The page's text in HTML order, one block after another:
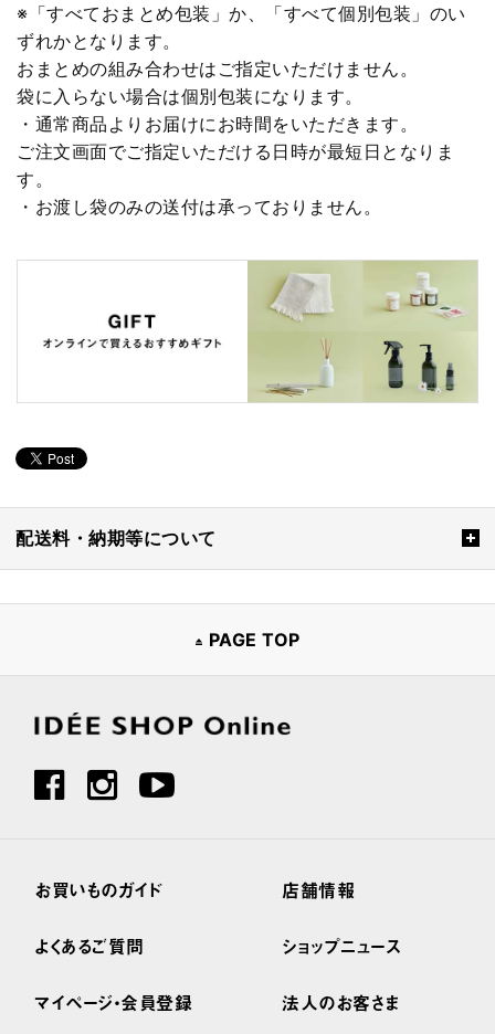
※「すべておまとめ包装」か、「すべて個別包装」のい
ずれかとなります。
おまとめの組み合わせはご指定いただけません。
袋に入らない場合は個別包装になります。
・通常商品よりお届けにお時間をいただきます。
ご注文画面でご指定いただける日時が最短日となりま
す。
・お渡し袋のみの送付は承っておりません。
配送料・納期等について
PAGE TOP
お買いものガイド
よくあるご質問
マイページ・会員登録
店舗情報
ショップニュース
法人のお客さま